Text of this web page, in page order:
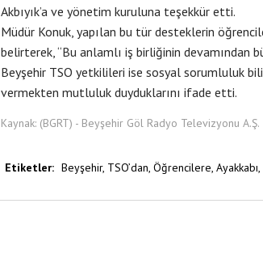
Akbıyık’a ve yönetim kuruluna teşekkür etti.
Müdür Konuk, yapılan bu tür desteklerin
belirterek, “Bu anlamlı iş birliğinin devamından
Beyşehir TSO yetkilileri ise sosyal sorumluluk
vermekten mutluluk duyduklarını ifade etti.
Kaynak: (BGRT) - Beyşehir Göl Radyo Televizyonu A.Ş.
Etiketler: Beyşehir, TSO’dan, Öğrencilere, Ayakkabı,